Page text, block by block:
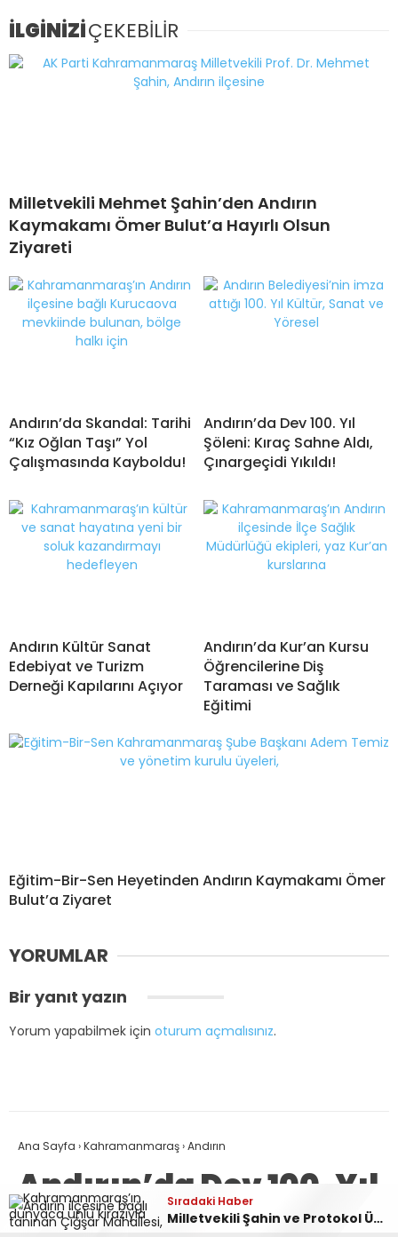
Sıradaki Haber
Andırın’da Skandal: Tarihi “Kız Oğlan Taşı” Yol Çalışmasında Kayboldu!
Sıradaki Haber
Milletvekili Şahin ve Protokol Üyelerinden Çığşar’da Kiraz Hasadı Çıkarması
İLGİNİZİÇEKEBİLİR
Milletvekili Mehmet Şahin’den Andırın
Kaymakamı Ömer Bulut’a Hayırlı Olsun
Ziyareti
Andırın’da Skandal: Tarihi
“Kız Oğlan Taşı” Yol
Çalışmasında Kayboldu!
Andırın’da Dev 100. Yıl
Şöleni: Kıraç Sahne Aldı,
Çınargeçidi Yıkıldı!
Andırın Kültür Sanat
Edebiyat ve Turizm
Derneği Kapılarını Açıyor
Andırın’da Kur’an Kursu
Öğrencilerine Diş
Taraması ve Sağlık
Eğitimi
Eğitim-Bir-Sen Heyetinden Andırın Kaymakamı Ömer
Bulut’a Ziyaret
YORUMLAR
Bir yanıt yazın
Yorum yapabilmek için oturum açmalısınız.
Ana Sayfa ›Kahramanmaraş›Andırın
Andırın’da Dev 100. Yıl
Şöleni: Kıraç Sahne